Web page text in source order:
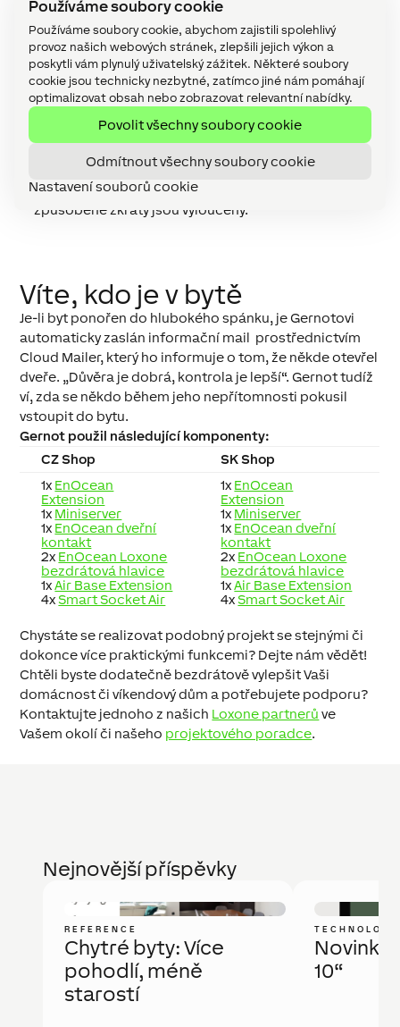
Používáme soubory cookie
Používáme soubory cookie, abychom zajistili spolehlivý
provoz našich webových stránek, zlepšili jejich výkon a
poskytli vám plynulý uživatelský zážitek. Některé soubory
cookie jsou technicky nezbytné, zatímco jiné nám pomáhají
optimalizovat obsah nebo zobrazovat relevantní nabídky.
Povolit všechny soubory cookie
Odmítnout všechny soubory cookie
Nastavení souborů cookie
nákladům, tak je zároveň postaráno i o bezpečnost.
Byt v hlubokém spánku znamená
Úsporu nákladů na vytápění. Miniserver automaticky
sníží teplotu. Gernotovy sousedé se navíc postarají o
to, že teplota nikdy neklesne pod 17°C.
Přístroje jako jsou myčka, trouba či lampa, které jsou
připojeny do Smart Socket, jsou automaticky
odpojeny od sítě. Nejen, že pomáhá šetřit náklady na
energii, ale také zajišťuje klidné vědomí – požáry
způsobené zkraty jsou vyloučeny.
Víte, kdo je v bytě
Je-li byt ponořen do hlubokého spánku, je Gernotovi
automaticky zaslán informační mail prostřednictvím
Cloud Mailer, který ho informuje o tom, že někde otevřel
dveře. „Důvěra je dobrá, kontrola je lepší“. Gernot tudíž
ví, zda se někdo během jeho nepřítomnosti pokusil
vstoupit do bytu.
Gernot použil následující komponenty:
CZ Shop
SK Shop
1x EnOcean
Extension
1x Miniserver
1x EnOcean dveřní
kontakt
2x EnOcean Loxone
bezdrátová hlavice
1xAir Base Extension
4xSmart Socket Air
1x EnOcean
Extension
1x Miniserver
1x EnOcean dveřní
kontakt
2x EnOcean Loxone
bezdrátová hlavice
1xAir Base Extension
4xSmart Socket Air
Chystáte se realizovat podobný projekt se stejnými či
dokonce více praktickými funkcemi? Dejte nám vědět!
Chtěli byste dodatečně bezdrátově vylepšit Vaši
domácnost či víkendový dům a potřebujete podporu?
Kontaktujte jednoho z našich Loxone partnerů ve
Vašem okolí či našeho projektového poradce.
Nejnovější příspěvky
REFERENCE
Chytré byty: Více
pohodlí, méně
starostí
Novinka:
10“